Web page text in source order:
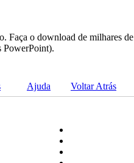
Faça o download de milhares de
PowerPoint).
Ajuda
Voltar Atrás